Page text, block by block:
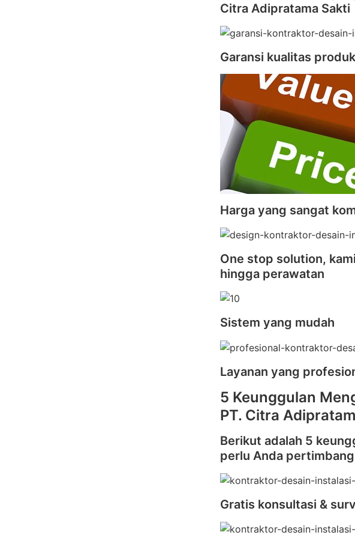
Citra Adipratama Sakti
Garansi kualitas
Harga yang sangat
One stop solution,
hingga perawatan
Sistem yang mudah
Layanan yang
5 Keunggulan
PT. Citra
Berikut adalah 5
perlu Anda
Gratis konsultasi &